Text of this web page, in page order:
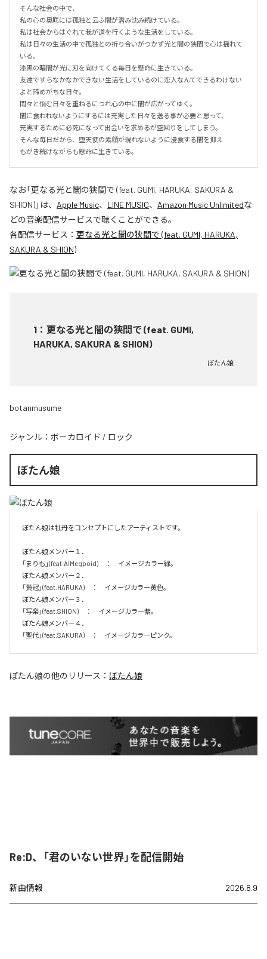
そんな社会の中で、
私の心の奥底には孤独と云ふ闇が潜み沈み続けている。
私は社会からはぐれて我が道を行くような生活をしている。
私は日々の生活の中で孤独との折り合いがつかず光と闇の狭間で心は揺れて
いる。
漆黒の暗闇が光に刃を向けてくる毎日を懸命に生きている。
友達ですらなかなかできない生活をしているのに恋人なんてできるわけない
よと諦めがちな日々。
悶々と悩む日々を重ねるにつれ心の中に闇が広がってゆく。
闇に食われないようにするには充実した日々を送る事が必要と思って、
充実するために必死になって出会いを求めるが空回りをしてしまう。
そんな毎日だから、堕天使の素顔が現れないように浸食する闇を抑え
もがき続けながらも懸命に生きている。
なお「更なる光と闇の狭間で (feat. GUMI, HARUKA, SAKURA &
SHION)」は、 Apple Music、 LINE MUSIC、 Amazon Music Unlimitedな
どの音楽配信サービスで聴くことができる。
各配信サービス： 更なる光と闇の狭間で (feat. GUMI, HARUKA,
SAKURA & SHION)
1 ： 更なる光と闇の狭間で (feat. GUMI,
HARUKA, SAKURA & SHION)
ぼたん娘
botanmusume
ジャンル： ボーカロイド / ロック
ぼたん娘
ぼたん娘は牡丹をコンセプトにしたアーティストです。
ぼたん娘メンバー１．
「まりも」(feat.AIMegpoid)　：　イメージカラー緑。
ぼたん娘メンバー２．
「黄冠」(feat.HARUKA)　：　イメージカラー黄色。
ぼたん娘メンバー３．
「写楽」(feat.SHION)　：　イメージカラー紫。
ぼたん娘メンバー４．
「聖代」(feat.SAKURA)　：　イメージカラーピンク。
ぼたん娘の他のリリース： ぼたん娘
Re:D、「君のいない世界」を配信開始
新曲情報 2026.8.9